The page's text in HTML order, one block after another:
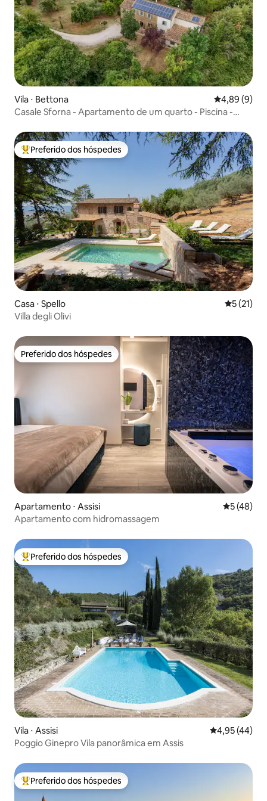
Vila ⋅ Bettona 4,89 de uma
4,89 (9)
Casale Sforna - Apartamento de um quarto - Piscina -
Entre os melhores preferidos dos hóspedes
Preferido dos hóspedes
Casa ⋅ Spello 5 de uma
5 (21)
Villa degli Olivi
Preferido dos hóspedes
Preferido dos hóspedes
Apartamento ⋅ Assisi 5 de uma
5 (48)
Apartamento com hidromassagem
Entre os melhores preferidos dos hóspedes
Preferido dos hóspedes
Vila ⋅ Assisi 4,95 de uma
4,95 (44)
Poggio Ginepro Vila panorâmica em Assis
Entre os melhores preferidos dos hóspedes
Preferido dos hóspedes